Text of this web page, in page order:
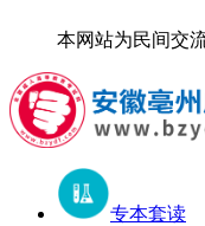
本网站为民间交
专本套读